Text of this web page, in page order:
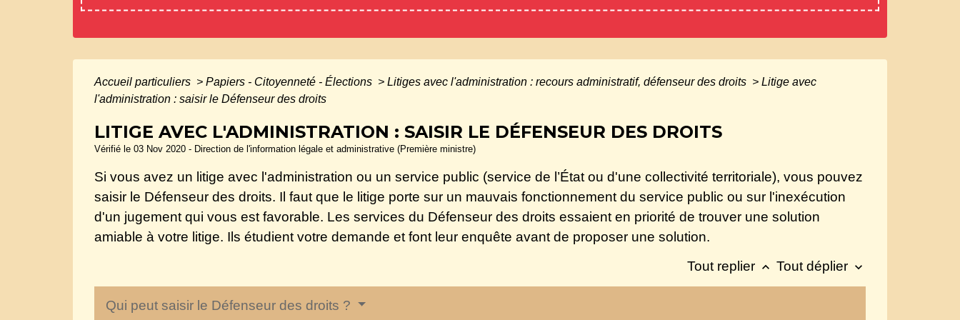
Accueil particuliers > Papiers - Citoyenneté - Élections > Litiges avec l'administration : recours administratif, défenseur des droits > Litige avec
l'administration : saisir le Défenseur des droits
LITIGE AVEC L'ADMINISTRATION : SAISIR LE DÉFENSEUR DES DROITS
Vérifié le 03 Nov 2020 - Direction de l'information légale et administrative (Première ministre)
Si vous avez un litige avec l'administration ou un service public (service de l’État ou d'une collectivité territoriale), vous pouvez
saisir le Défenseur des droits. Il faut que le litige porte sur un mauvais fonctionnement du service public ou sur l'inexécution
d'un jugement qui vous est favorable. Les services du Défenseur des droits essaient en priorité de trouver une solution
amiable à votre litige. Ils étudient votre demande et font leur enquête avant de proposer une solution.
Tout replier keyboard_arrow_up Tout déplier keyboard_arrow_down
Qui peut saisir le Défenseur des droits ?